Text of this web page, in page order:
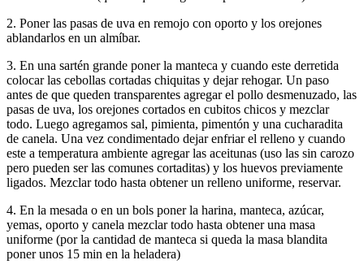
2. Poner las pasas de uva en remojo con oporto y los orejones
ablandarlos en un almíbar.
3. En una sartén grande poner la manteca y cuando este derretida
colocar las cebollas cortadas chiquitas y dejar rehogar. Un paso
antes de que queden transparentes agregar el pollo desmenuzado, las
pasas de uva, los orejones cortados en cubitos chicos y mezclar
todo. Luego agregamos sal, pimienta, pimentón y una cucharadita
de canela. Una vez condimentado dejar enfriar el relleno y cuando
este a temperatura ambiente agregar las aceitunas (uso las sin carozo
pero pueden ser las comunes cortaditas) y los huevos previamente
ligados. Mezclar todo hasta obtener un relleno uniforme, reservar.
4. En la mesada o en un bols poner la harina, manteca, azúcar,
yemas, oporto y canela mezclar todo hasta obtener una masa
uniforme (por la cantidad de manteca si queda la masa blandita
poner unos 15 min en la heladera)